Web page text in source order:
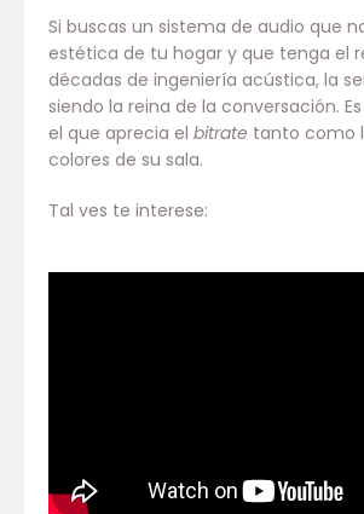
Si buscas un sistema de audio que
estética de tu hogar y que tenga el
décadas de ingeniería acústica, la
siendo la reina de la conversación.
el que aprecia el bitrate tanto como
colores de su sala.
Tal ves te interese: